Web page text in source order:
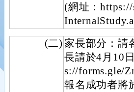
(網址：
(二) 家長部分：請
長請於4月10
s://forms.gle/
報名成功者將